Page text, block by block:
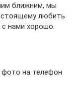
ближним, мы
любить
нами хорошо.
на телефон